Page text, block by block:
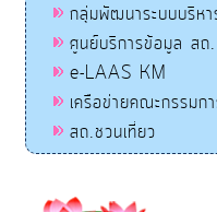
กลุ่มพัฒนาระบบบริหา
ศูนย์บริการข้อมูล สถ.
e-LAAS KM
เครือข่ายคณะกรรมก
สถ.ชวนเที่ยว